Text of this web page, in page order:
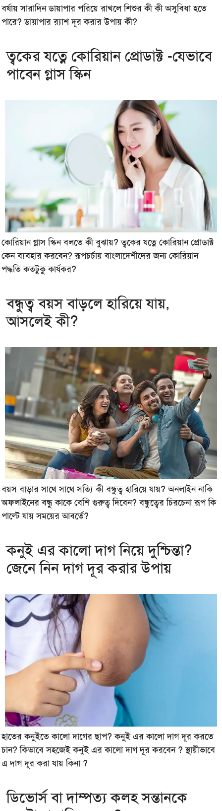
বর্ষায় সারাদিন ডায়াপার পরিয়ে রাখলে শিশুর কী কী অসুবিধা হতে
পারে? ডায়াপার র‍্যাশ দূর করার উপায় কী?
ত্বকের যত্নে কোরিয়ান প্রোডাক্ট -যেভাবে
পাবেন গ্লাস স্কিন
কোরিয়ান গ্লাস স্কিন বলতে কী বুঝায়? ত্বকের যত্নে কোরিয়ান প্রোডাক্ট
কেন ব্যবহার করবেন? রূপচর্চায় বাংলাদেশীদের জন্য কোরিয়ান
পদ্ধতি কতটুকু কার্যকর?
বন্ধুত্ব বয়স বাড়লে হারিয়ে যায়,
আসলেই কী?
বয়স বাড়ার সাথে সাথে সত্যি কী বন্ধুত্ব হারিয়ে যায়? অনলাইন নাকি
অফলাইনের বন্ধু কাকে বেশি গুরুত্ব দিবেন? বন্ধুত্বের চিরচেনা রূপ কি
পাল্টে যায় সময়ের আবর্তে?
কনুই এর কালো দাগ নিয়ে দুশ্চিন্তা?
জেনে নিন দাগ দূর করার উপায়
হাতের কনুইতে কালো দাগের ছাপ? কনুই এর কালো দাগ দূর করতে
চান? কিভাবে সহজেই কনুই এর কালো দাগ দূর করবেন ? স্থায়ীভাবে
এ দাগ দূর করা যায় কিনা ?
ডিভোর্স বা দাম্পত্য কলহ সন্তানকে